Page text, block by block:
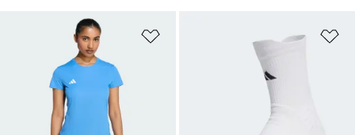
Añadir a la lista de deseos